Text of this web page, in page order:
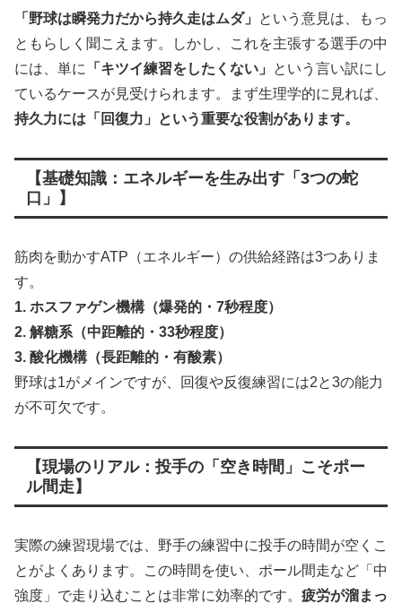
「野球は瞬発力だから持久走はムダ」
という意見は、もっ
ともらしく聞こえます。しかし、これを主張する選手の中
には、単に
「キツイ練習をしたくない」
という言い訳にし
ているケースが見受けられます。まず生理学的に見れば、
持久力には「回復力」という重要な役割があります。
【基礎知識：エネルギーを生み出す「3つの蛇
口」】
筋肉を動かすATP（エネルギー）の供給経路は3つありま
す。
1. ホスファゲン機構（爆発的・7秒程度）
2. 解糖系（中距離的・33秒程度）
3. 酸化機構（長距離的・有酸素）
野球は1がメインですが、回復や反復練習には2と3の能力
が不可欠です。
【現場のリアル：投手の「空き時間」こそポー
ル間走】
実際の練習現場では、野手の練習中に投手の時間が空くこ
とがよくあります。この時間を使い、ポール間走など「中
強度」で走り込むことは非常に効率的です。 疲労が溜まっ